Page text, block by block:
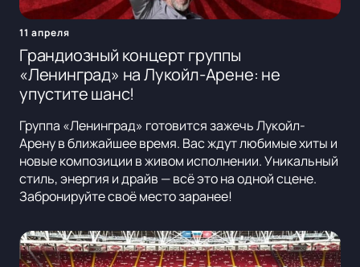
11 апреля
Грандиозный концерт группы
«Ленинград» на Лукойл-Арене: не
упустите шанс!
Группа «Ленинград» готовится зажечь Лукойл-
Арену в ближайшее время. Вас ждут любимые хиты и
новые композиции в живом исполнении. Уникальный
стиль, энергия и драйв — всё это на одной сцене.
Забронируйте своё место заранее!